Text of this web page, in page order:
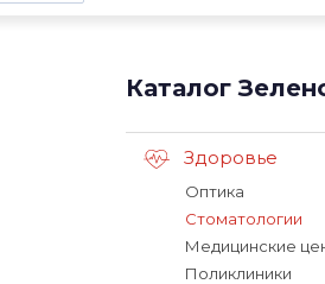
Каталог
Здоровье
Оптика
Стоматологии
Медицинские
Поликлиники